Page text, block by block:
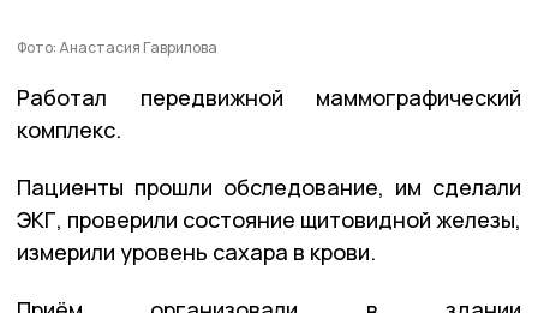
Фото: Анастасия Гаврилова
Работал передвижной маммографический
комплекс.
Пациенты прошли обследование, им сделали
ЭКГ, проверили состояние щитовидной железы,
измерили уровень сахара в крови.